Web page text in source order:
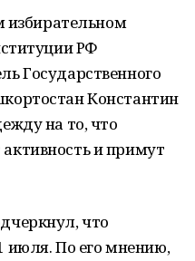
избирательном
РФ
Государственного
Константин
на то, что
и примут
что
июля. По его мнению,